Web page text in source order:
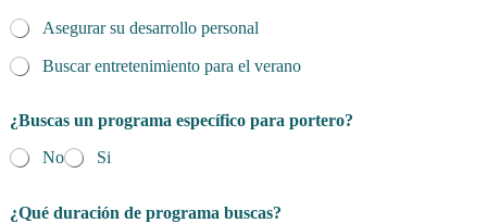
Asegurar su desarrollo personal
Buscar entretenimiento para el verano
¿Buscas un programa específico para portero?
No
Si
¿Qué duración de programa buscas?